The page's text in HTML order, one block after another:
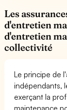
Les
d'entretien
d'entretien
collectivité
Le principe de
indépendants,
exerçant la
maintenance